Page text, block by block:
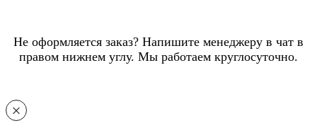
Не оформляется заказ? Напишите менеджеру в чат в
правом нижнем углу. Мы работаем круглосуточно.